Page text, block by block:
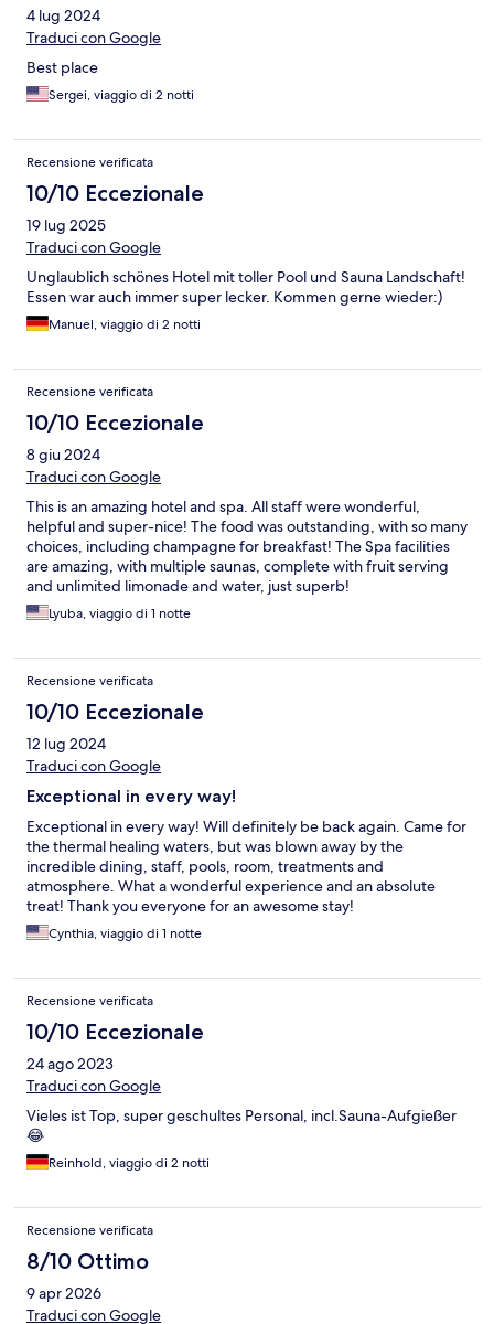
4 lug 2024
Traduci con Google
Best place
Sergei, viaggio di 2 notti
Recensione verificata
10/10 Eccezionale
19 lug 2025
Traduci con Google
Unglaublich schönes Hotel mit toller Pool und Sauna Landschaft!
Essen war auch immer super lecker. Kommen gerne wieder:)
Manuel, viaggio di 2 notti
Recensione verificata
10/10 Eccezionale
8 giu 2024
Traduci con Google
This is an amazing hotel and spa. All staff were wonderful,
helpful and super-nice! The food was outstanding, with so many
choices, including champagne for breakfast! The Spa facilities
are amazing, with multiple saunas, complete with fruit serving
and unlimited limonade and water, just superb!
Lyuba, viaggio di 1 notte
Recensione verificata
10/10 Eccezionale
12 lug 2024
Traduci con Google
Exceptional in every way!
Exceptional in every way! Will definitely be back again. Came for
the thermal healing waters, but was blown away by the
incredible dining, staff, pools, room, treatments and
atmosphere. What a wonderful experience and an absolute
treat! Thank you everyone for an awesome stay!
Cynthia, viaggio di 1 notte
Recensione verificata
10/10 Eccezionale
24 ago 2023
Traduci con Google
Vieles ist Top, super geschultes Personal, incl.Sauna-Aufgießer
😂
Reinhold, viaggio di 2 notti
Recensione verificata
8/10 Ottimo
9 apr 2026
Traduci con Google